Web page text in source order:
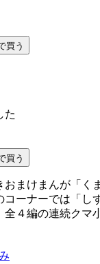
買う
た
買う
おまけまんが「く
コーナーでは「し
全４編の連続クマ